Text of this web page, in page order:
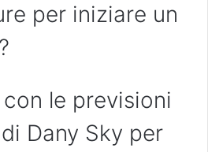
per iniziare un
le previsioni
Dany Sky per